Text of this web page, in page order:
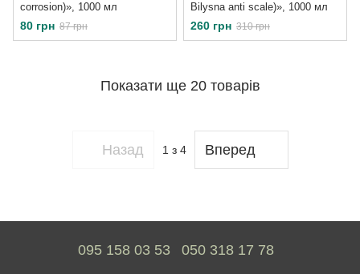
corrosion)», 1000 мл
80 грн 87 грн
Bilysna anti scale)», 1000 мл
260 грн 310 грн
Показати ще 20 товарів
Назад 1з 4 Вперед
095 158 03 53 050 318 17 78